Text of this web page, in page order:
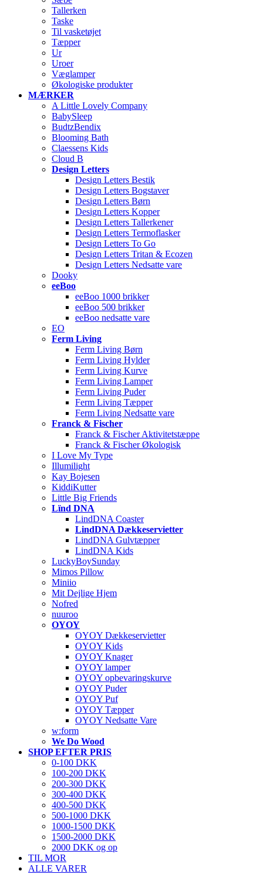
Tallerken
Taske
Til vasketøjet
Tæpper
Ur
Uroer
Væglamper
Økologiske produkter
MÆRKER
A Little Lovely Company
BabySleep
BudtzBendix
Blooming Bath
Claessens Kids
Cloud B
Design Letters
Design Letters Bestik
Design Letters Bogstaver
Design Letters Børn
Design Letters Kopper
Design Letters Tallerkener
Design Letters Termoflasker
Design Letters To Go
Design Letters Tritan & Ecozen
Design Letters Nedsatte vare
Dooky
eeBoo
eeBoo 1000 brikker
eeBoo 500 brikker
eeBoo nedsatte vare
EO
Ferm Living
Ferm Living Børn
Ferm Living Hylder
Ferm Living Kurve
Ferm Living Lamper
Ferm Living Puder
Ferm Living Tæpper
Ferm Living Nedsatte vare
Franck & Fischer
Franck & Fischer Aktivitetstæppe
Franck & Fischer Økologisk
I Love My Type
Illumilight
Kay Bojesen
KiddiKutter
Little Big Friends
Lïnd DNA
LindDNA Coaster
LindDNA Dækkeservietter
LindDNA Gulvtæpper
LindDNA Kids
LuckyBoySunday
Mimos Pillow
Miniio
Mit Dejlige Hjem
Nofred
nuuroo
OYOY
OYOY Dækkeservietter
OYOY Kids
OYOY Knager
OYOY lamper
OYOY opbevaringskurve
OYOY Puder
OYOY Puf
OYOY Tæpper
OYOY Nedsatte Vare
w:form
We Do Wood
SHOP EFTER PRIS
0-100 DKK
100-200 DKK
200-300 DKK
300-400 DKK
400-500 DKK
500-1000 DKK
1000-1500 DKK
1500-2000 DKK
2000 DKK og op
TIL MOR
ALLE VARER